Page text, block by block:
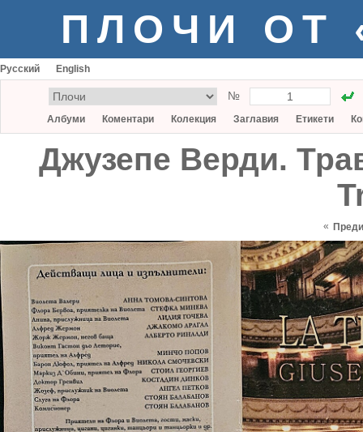
ПЛОЧИ ОТ
Русский English
№
Албуми Коментари Колекция Заглавия Етикети
Джузепе Верди.
«